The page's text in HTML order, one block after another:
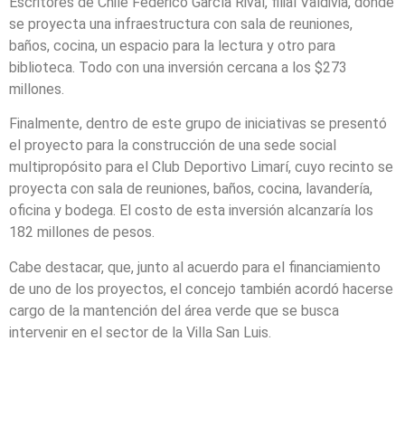
se proyecta una infraestructura con sala de reuniones,
baños, cocina, un espacio para la lectura y otro para
biblioteca. Todo con una inversión cercana a los $273
millones.
Finalmente, dentro de este grupo de iniciativas se presentó
el proyecto para la construcción de una sede social
multipropósito para el Club Deportivo Limarí, cuyo recinto se
proyecta con sala de reuniones, baños, cocina, lavandería,
oficina y bodega. El costo de esta inversión alcanzaría los
182 millones de pesos.
Cabe destacar, que, junto al acuerdo para el financiamiento
de uno de los proyectos, el concejo también acordó hacerse
cargo de la mantención del área verde que se busca
intervenir en el sector de la Villa San Luis.